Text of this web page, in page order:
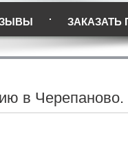
ЗАКАЗАТЬ
в Черепаново.